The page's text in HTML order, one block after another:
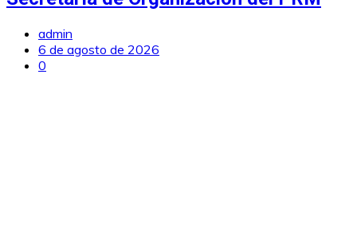
admin
6 de agosto de 2026
0